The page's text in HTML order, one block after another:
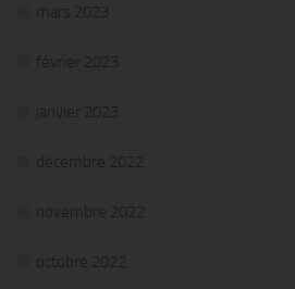
mars 2023
février 2023
janvier 2023
décembre 2022
novembre 2022
octobre 2022